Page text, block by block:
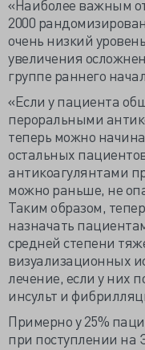
«Наиболее важным
2000
очень низкий
увеличения
группе раннего
«Если у пациента
пероральными
теперь можно
остальных
антикоагулянтами
можно раньше, не
Таким образом,
назначать
средней степени
визуализационных
лечение, если у них
инсульт и
Примерно у 25%
при поступлении на